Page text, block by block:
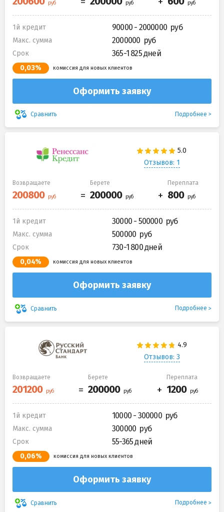
1й кредит 90000 - 2000000
Макс. сумма 2000000
Срок 365-1 825 дней
0,03% комиссия для новых клиентов
Оформить заявку
Сравнить Подробнее
Отзывов: 1
Возвращаете Берете Переплата
1й кредит 30000 - 500000
Макс. сумма 500000
Срок 730-1 800 дней
0,04% комиссия для новых клиентов
Оформить заявку
Сравнить Подробнее
Отзывов: 3
Возвращаете Берете Переплата
1й кредит 10000 - 300000
Макс. сумма 300000
Срок 55-365 дней
0,06% комиссия для новых клиентов
Оформить заявку
Сравнить Подробнее